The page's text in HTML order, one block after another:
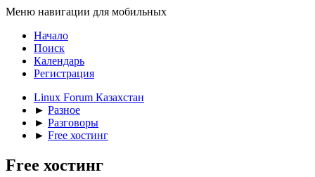
Меню навигации для мобильных
Начало
Поиск
Календарь
Регистрация
Linux Forum Казахстан
► Разное
► Разговоры
► Free хостинг
Free хостинг